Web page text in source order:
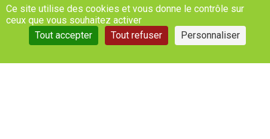
Demander un devis
Se connecter
Ce site utilise des cookies et vous donne le contrôle sur
ceux que vous souhaitez activer
Tout accepter
Tout refuser Personnaliser